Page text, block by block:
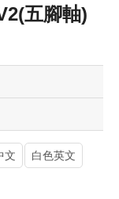
五腳軸)
文 白色英文